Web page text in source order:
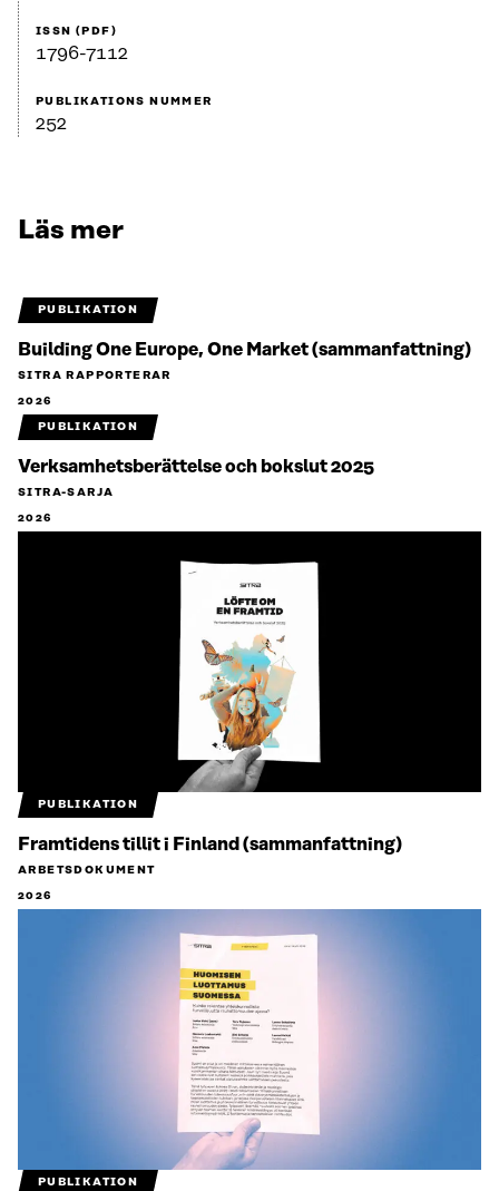
ISSN (PDF)
1796-7112
PUBLIKATIONS NUMMER
252
Läs mer
PUBLIKATION
Building One Europe, One Market (sammanfattning)
SITRA RAPPORTERAR
2026
PUBLIKATION
Verksamhetsberättelse och bokslut 2025
SITRA-SARJA
2026
PUBLIKATION
Framtidens tillit i Finland (sammanfattning)
ARBETSDOKUMENT
2026
PUBLIKATION